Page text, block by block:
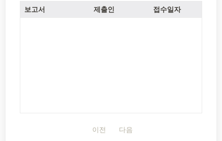
보고서 제출인 접수일자
이전 다음